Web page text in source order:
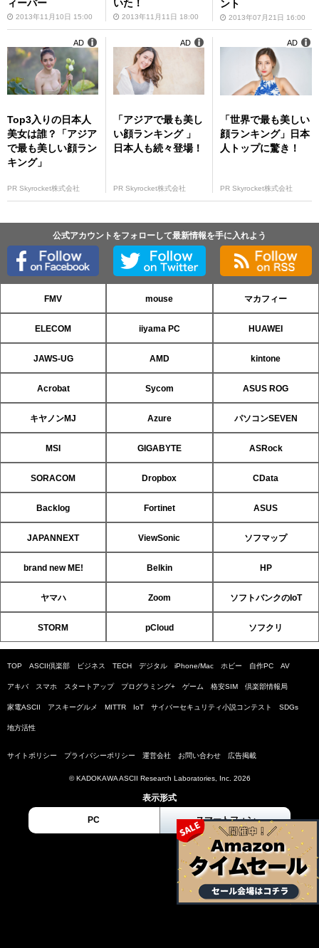
ィーバー
2013年11月10日 15:00
いた！
2013年11月11日 18:00
ント
2013年07月21日 16:00
Top3入りの日本人
美女は誰？「アジア
で最も美しい顔ラン
キング」
PR Skyrocket株式会社
AD
「アジアで最も美し
い顔ランキング 」
日本人も続々登場！
PR Skyrocket株式会社
AD
「世界で最も美しい
顔ランキング」日本
人トップに驚き！
PR Skyrocket株式会社
AD
公式アカウントをフォローして最新情報を手に入れよう
FMV mouse マカフィー
ELECOM iiyama PC HUAWEI
JAWS-UG AMD kintone
Acrobat Sycom ASUS ROG
キヤノンMJ Azure パソコンSEVEN
MSI GIGABYTE ASRock
SORACOM Dropbox CData
Backlog Fortinet ASUS
JAPANNEXT ViewSonic ソフマップ
brand new ME! Belkin HP
ヤマハ Zoom ソフトバンクのIoT
STORM pCloud ソフクリ
TOP ASCII倶楽部 ビジネス TECH デジタル iPhone/Mac ホビー 自作PC AV
アキバ スマホ スタートアップ プログラミング+ ゲーム 格安SIM 倶楽部情報局
家電ASCII アスキーグルメ MITTR IoT サイバーセキュリティ小説コンテスト SDGs
地方活性
サイトポリシー プライバシーポリシー 運営会社 お問い合わせ 広告掲載
© KADOKAWA ASCII Research Laboratories, Inc. 2026
表示形式
PC スマートフォン